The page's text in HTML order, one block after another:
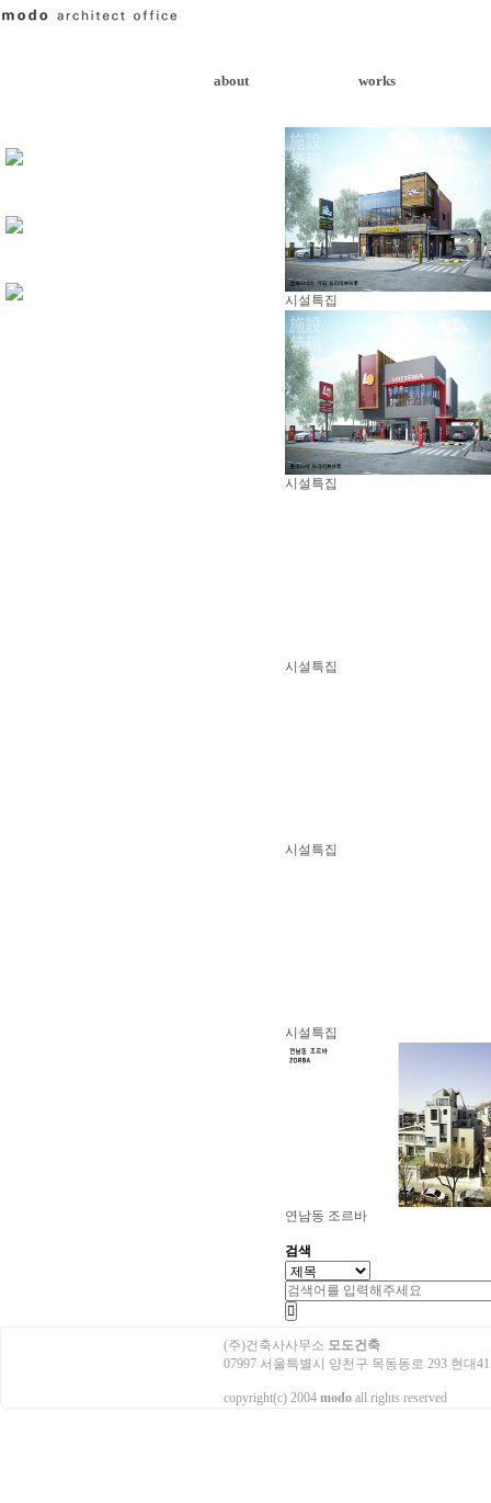
about works
시설특집
시설특집
시설특집
시설특집
시설특집
연남동 조르바
검색
(주)건축사사무소 모도건축
07997 서울특별시 양천구 목동동로 293 현대41
copyright(c) 2004 modo all rights reserved